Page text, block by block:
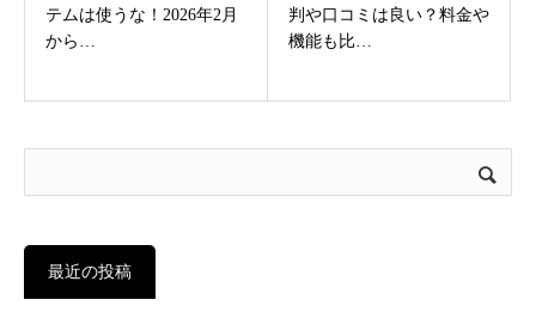
テムは使うな！2026年2月
から…
判や口コミは良い？料金や
機能も比…
最近の投稿